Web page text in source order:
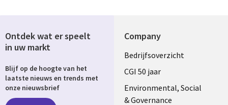
Company
Useful
links
NETHERLANDS
Bedrijfsoverzicht
CGI 50 jaar
Environmental, Social
& Governance
Ontdek wat er speelt
in uw markt
Blijf op de hoogte van het
laatste nieuws en trends met
onze nieuwsbrief